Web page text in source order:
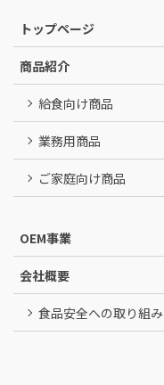
トップページ
商品紹介
給食向け商品
業務用商品
ご家庭向け商品
OEM事業
会社概要
食品安全への取り組み